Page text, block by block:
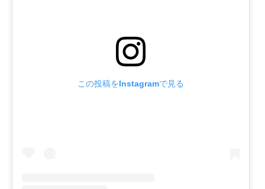
この投稿をInstagramで見る